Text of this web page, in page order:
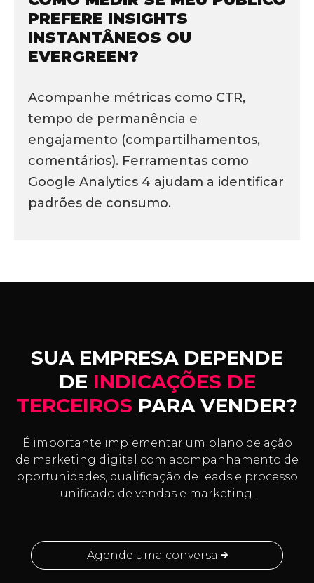
PREFERE INSIGHTS
INSTANTÂNEOS OU
EVERGREEN?
Acompanhe métricas como CTR,
tempo de permanência e
engajamento (compartilhamentos,
comentários). Ferramentas como
Google Analytics 4 ajudam a identificar
padrões de consumo.
SUA EMPRESA DEPENDE
DE INDICAÇÕES DE
TERCEIROS PARA VENDER?
É importante implementar um plano de ação
de marketing digital com acompanhamento de
oportunidades, qualificação de leads e processo
unificado de vendas e marketing.
Agende uma conversa